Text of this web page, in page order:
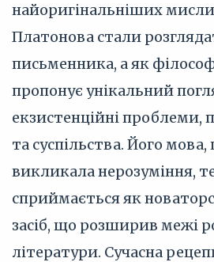
найоригінальніших
Платонова стали
письменника, а як
пропонує унікальний
екзистенційні
та суспільства. Його
викликала нерозуміння,
сприймається як
засіб, що розширив межі
літератури. Сучасна